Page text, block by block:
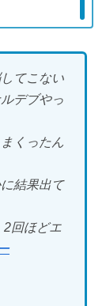
てこない
デブやっ
くったん
結果出て
2回ほどエ